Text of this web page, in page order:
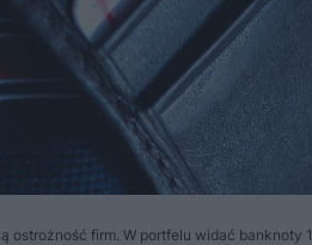
firm. W portfelu widać banknoty